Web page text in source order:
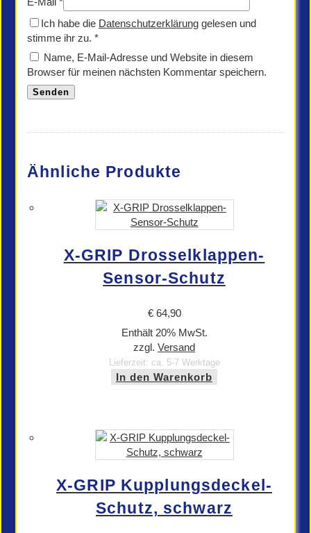
Ich habe die Datenschutzerklärung gelesen und
stimme ihr zu. *
Name, E-Mail-Adresse und Website in diesem
Browser für meinen nächsten Kommentar speichern.
Ähnliche Produkte
X-GRIP Drosselklappen-
Sensor-Schutz
€64,90
Enthält 20% MwSt.
zzgl. Versand
Lieferzeit: ca. 5-7 Werktage
In den Warenkorb
X-GRIP Kupplungsdeckel-
Schutz, schwarz